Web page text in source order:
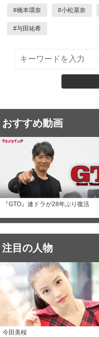
#橋本環奈 #小松菜奈
#与田祐希
おすすめ動画
『GTO』連ドラが28年ぶり復活
注目の人物
今田美桜